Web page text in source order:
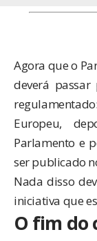
Agora que o
deverá
Europeu,
Parlamento e
ser publicado
Nada disso
iniciativa que
O fim do